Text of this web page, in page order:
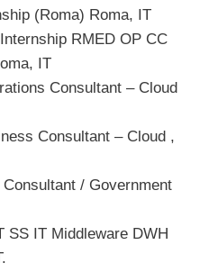
(Roma) Roma, IT
RMED OP CC
IT
Consultant – Cloud
Consultant – Cloud ,
/ Government
SS IT Middleware DWH